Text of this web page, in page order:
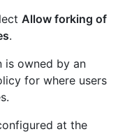
Allow forking of
.
is owned by an
for where users
at the